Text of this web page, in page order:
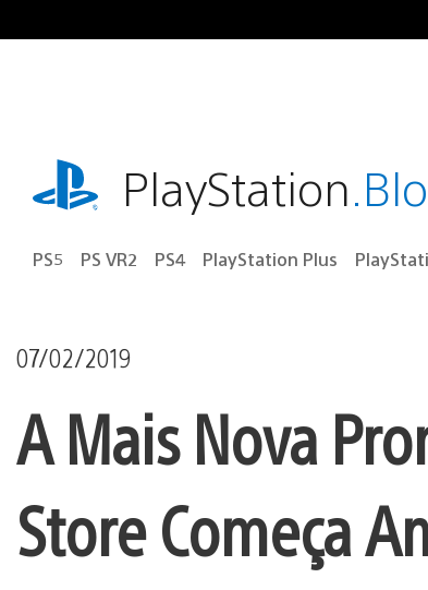
para
playstation.comPlayStation
PS5 PS VR2 PS4 PlayStation Plus
07/02/2019
A Mais Nova
Store Começa